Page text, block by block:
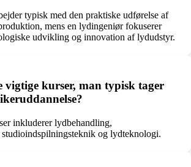
typisk med den praktiske udførelse af
mens en lydingeniør fokuserer
udvikling og innovation af lydudstyr.
vigtige kurser, man typisk tager
inkluderer lydbehandling,
og lydteknologi.